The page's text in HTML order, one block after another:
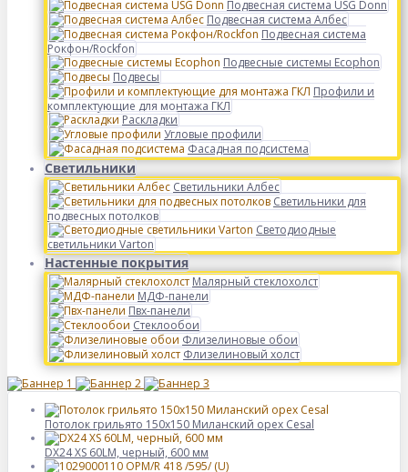
Подвесная система USG Donn
Подвесная система Албес
Подвесная система
Рокфон/Rockfon
Подвесные системы Ecophon
Подвесы
Профили и
комплектующие для монтажа ГКЛ
Раскладки
Угловые профили
Фасадная подсистема
Светильники
Светильники Албес
Светильники для
подвесных потолков
Светодиодные
светильники Varton
Настенные покрытия
Малярный стеклохолст
МДФ-панели
Пвх-панели
Стеклообои
Флизелиновые обои
Флизелиновый холст
Потолок грильято 150x150 Миланский орех Cesal
DX24 XS 60LM, черный, 600 мм